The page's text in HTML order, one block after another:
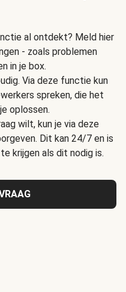
al ontdekt? Meld hier
- zoals problemen
in je box.
Via deze functie kun
spreken, die het
oplossen.
wilt, kun je via deze
Dit kan 24/7 en is
krijgen als dit nodig is.